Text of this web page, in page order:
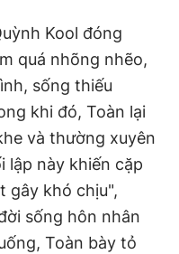
Kool đóng
quá nhõng nhẽo,
sống thiếu
khi đó, Toàn lại
và thường xuyên
lập này khiến cặp
gây khó chịu",
sống hôn nhân
Toàn bày tỏ